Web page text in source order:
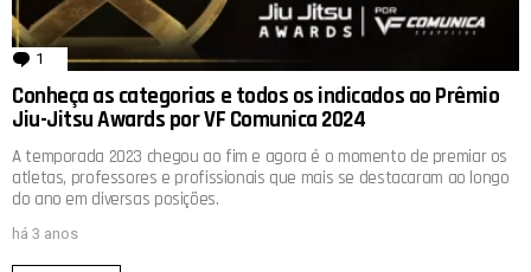
1 comentário
Conheça as categorias e todos os indicados ao Prêmio
Jiu-Jitsu Awards por VF Comunica 2024
A temporada 2023 chegou ao fim e agora é o momento de premiar os
atletas, professores e profissionais que mais se destacaram ao longo
do ano em diversas posições.
há 3 anos